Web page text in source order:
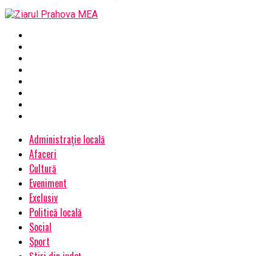
Administrație locală
Afaceri
Cultură
Eveniment
Exclusiv
Politică locală
Social
Sport